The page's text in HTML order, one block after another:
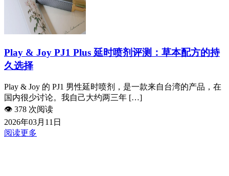
Play & Joy PJ1 Plus 延时喷剂评测：草本配方的持
久选择
Play & Joy 的 PJ1 男性延时喷剂，是一款来自台湾的产品，在
国内很少讨论。我自己大约两三年 […]
👁️ 378 次阅读
2026年03月11日
阅读更多